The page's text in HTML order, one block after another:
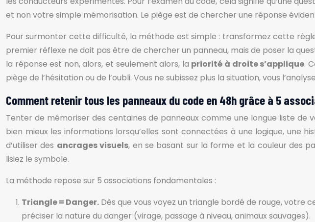
et non votre simple mémorisation. Le piège est de chercher une réponse
Pour surmonter cette difficulté, la méthode est simple : transformez cette
premier réflexe ne doit pas être de chercher un panneau, mais de poser la
la réponse est non, alors, et seulement alors, la priorité à droite s’applique.
piège de l’hésitation ou de l’oubli. Vous ne subissez plus la situation, vous
Comment retenir tous les panneaux du code en 48h grâce à 5
Tenter de mémoriser des centaines de panneaux comme une longue liste de
bien mieux les informations lorsqu’elles sont connectées à une logique,
d’utiliser des ancrages visuels, en se basant sur la forme et la couleur des
lisiez le symbole.
La méthode repose sur 5 associations fondamentales :
Triangle = Danger. Dès que vous voyez un triangle bordé de rouge, votre
préciser la nature du danger (virage, passage à niveau, animaux sauvages).